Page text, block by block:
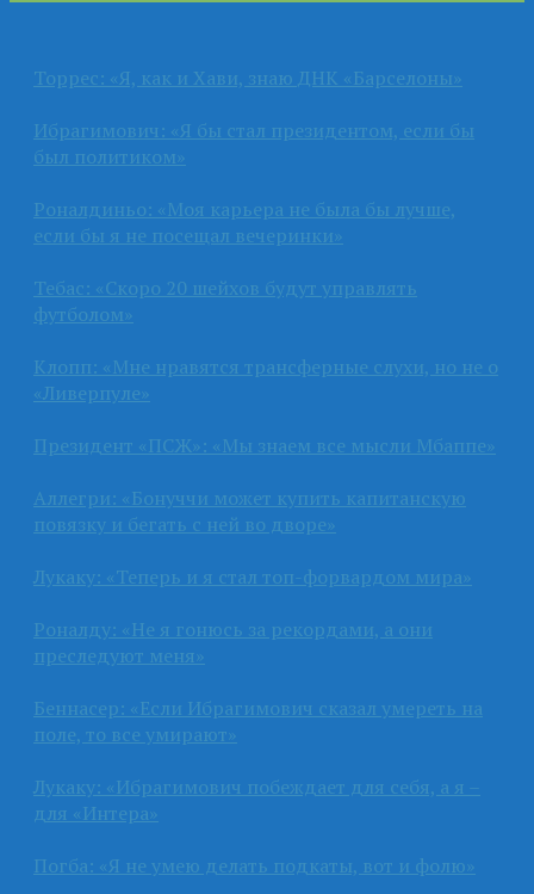
Торрес: «Я, как и Хави, знаю ДНК «Барселоны»
Ибрагимович: «Я бы стал президентом, если бы
был политиком»
Роналдиньо: «Моя карьера не была бы лучше,
если бы я не посещал вечеринки»
Тебас: «Скоро 20 шейхов будут управлять
футболом»
Клопп: «Мне нравятся трансферные слухи, но не о
«Ливерпуле»
Президент «ПСЖ»: «Мы знаем все мысли Мбаппе»
Аллегри: «Бонуччи может купить капитанскую
повязку и бегать с ней во дворе»
Лукаку: «Теперь и я стал топ-форвардом мира»
Роналду: «Не я гонюсь за рекордами, а они
преследуют меня»
Беннасер: «Если Ибрагимович сказал умереть на
поле, то все умирают»
Лукаку: «Ибрагимович побеждает для себя, а я –
для «Интера»
Погба: «Я не умею делать подкаты, вот и фолю»